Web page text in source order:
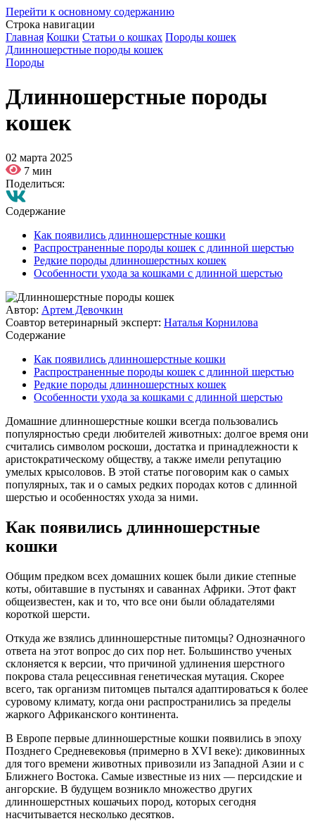
Перейти к основному содержанию
Строка навигации
Главная Кошки Статьи о кошках Породы кошек
Длинношерстные породы кошек
Породы
Длинношерстные породы
кошек
02 марта 2025
7 мин
Поделиться:
Содержание
Как появились длинношерстные кошки
Распространенные породы кошек с длинной шерстью
Редкие породы длинношерстных кошек
Особенности ухода за кошками с длинной шерстью
Автор: Артем Девочкин
Соавтор ветеринарный эксперт: Наталья Корнилова
Содержание
Как появились длинношерстные кошки
Распространенные породы кошек с длинной шерстью
Редкие породы длинношерстных кошек
Особенности ухода за кошками с длинной шерстью
Домашние длинношерстные кошки всегда пользовались
популярностью среди любителей животных: долгое время они
считались символом роскоши, достатка и принадлежности к
аристократическому обществу, а также имели репутацию
умелых крысоловов. В этой статье поговорим как о самых
популярных, так и о самых редких породах котов с длинной
шерстью и особенностях ухода за ними.
Как появились длинношерстные
кошки
Общим предком всех домашних кошек были дикие степные
коты, обитавшие в пустынях и саваннах Африки. Этот факт
общеизвестен, как и то, что все они были обладателями
короткой шерсти.
Откуда же взялись длинношерстные питомцы? Однозначного
ответа на этот вопрос до сих пор нет. Большинство ученых
склоняется к версии, что причиной удлинения шерстного
покрова стала рецессивная генетическая мутация. Скорее
всего, так организм питомцев пытался адаптироваться к более
суровому климату, когда они распространились за пределы
жаркого Африканского континента.
В Европе первые длинношерстные кошки появились в эпоху
Позднего Средневековья (примерно в XVI веке): диковинных
для того времени животных привозили из Западной Азии и с
Ближнего Востока. Самые известные из них — персидские и
ангорские. В будущем возникло множество других
длинношерстных кошачьих пород, которых сегодня
насчитывается несколько десятков.